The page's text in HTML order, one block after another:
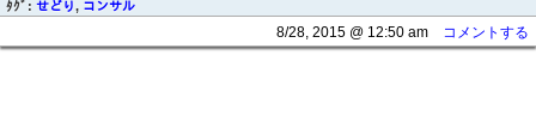
ﾀｸﾞ: せどり, コンサル
8/28, 2015 @ 12:50 am コメントする